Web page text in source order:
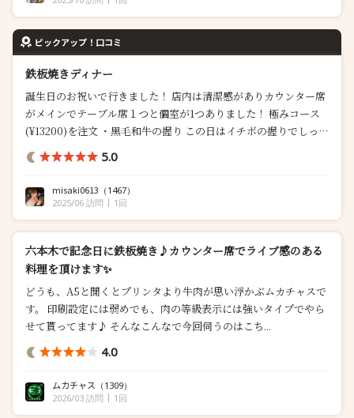
ピックアップ！口コミ
鉄板焼きディナー
誕生日のお祝いで行きました！ 店内は清潔感がありカウンター席
がメインでテーブル席１つと個室が1つありました！ 極みコース
(¥13200)を注文 ・黒毛和牛の握り この日はイチボの握りでしっと
りとしたお肉は脂も程よく乗っており食べるのが勿体無いぐらい
5.0
misaki0613 （1467）
2025/06 訪問
1回
六本木で記念日に鉄板焼き♪カウンター席でライブ感のある
料理を頂けます✨
どうも、A5と聞くとプリンタより牛肉が思い浮かぶムカチャスで
す。 印刷設定には弱めでも、肉の等級表示には強いタイプでやら
せて貰ってます♪ そんなこんなで今回伺うのはこち...
4.0
ムカチャス （1309）
2026/03 訪問
1回